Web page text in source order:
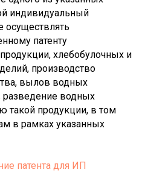
индивидуальный
осуществлять
патенту
хлебобулочных и
производство
вылов водных
разведение водных
такой продукции, в том
в рамках указанных
патента для ИП